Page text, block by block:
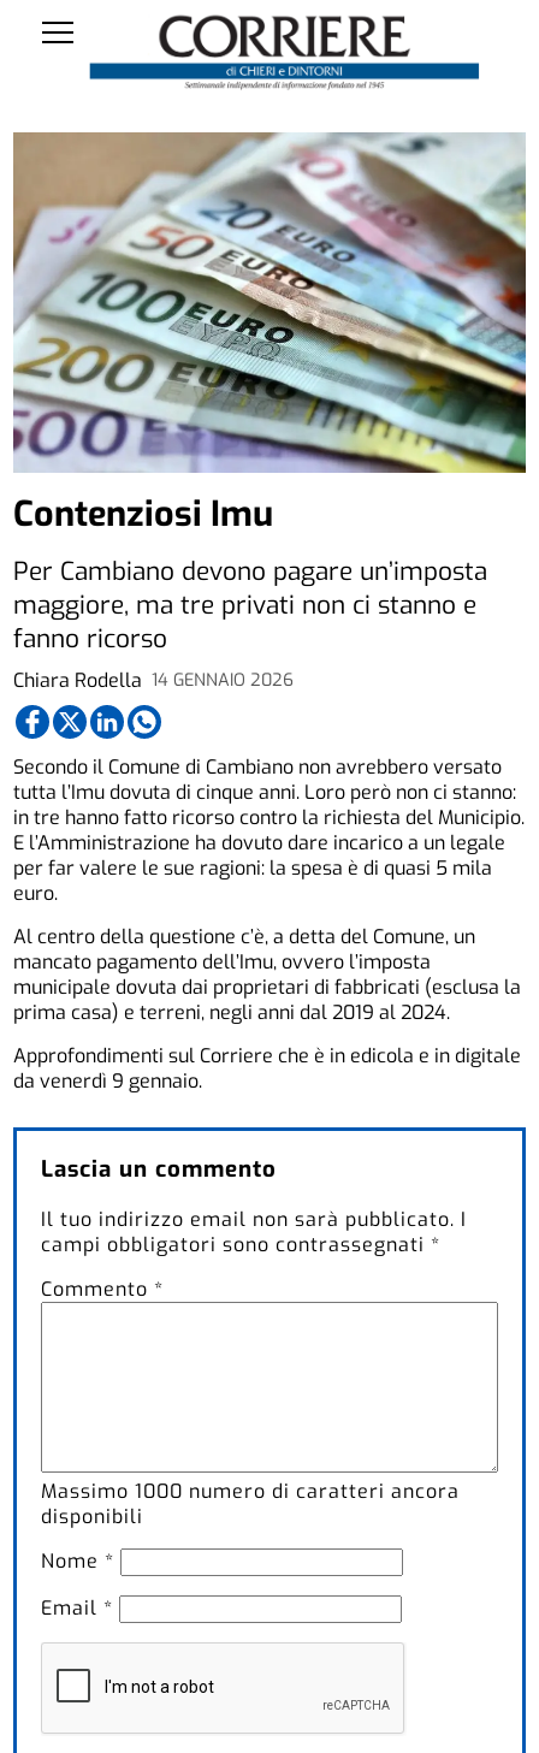
Chiara Rodella 14 GENNAIO 2026
Contenziosi Imu
Per Cambiano devono pagare un’imposta
maggiore, ma tre privati non ci stanno e
fanno ricorso
Secondo il Comune di Cambiano non avrebbero versato
tutta l’Imu dovuta di cinque anni. Loro però non ci stanno:
in tre hanno fatto ricorso contro la richiesta del Municipio.
E l’Amministrazione ha dovuto dare incarico a un legale
per far valere le sue ragioni: la spesa è di quasi 5 mila
euro.
Al centro della questione c’è, a detta del Comune, un
mancato pagamento dell’Imu, ovvero l’imposta
municipale dovuta dai proprietari di fabbricati (esclusa la
prima casa) e terreni, negli anni dal 2019 al 2024.
Approfondimenti sul Corriere che è in edicola e in digitale
da venerdì 9 gennaio.
Lascia un commento
Il tuo indirizzo email non sarà pubblicato. I
campi obbligatori sono contrassegnati *
Commento *
Massimo1000 numero di caratteri ancora
disponibili
Nome *
Email *